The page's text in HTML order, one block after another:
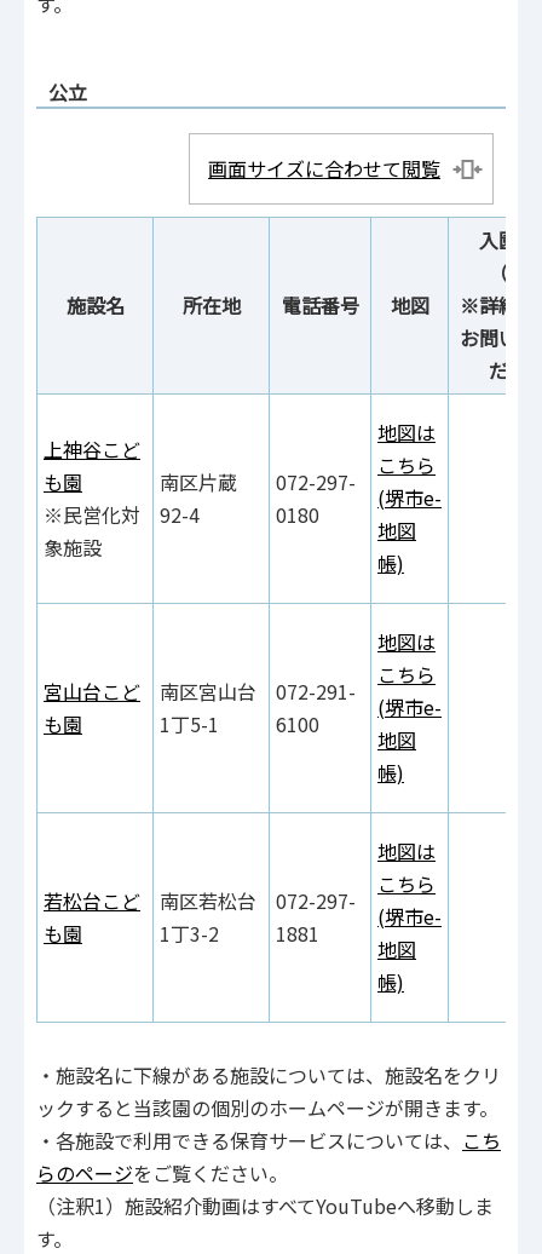
公立
画面サイズに合わせて閲覧
施設名 所在地 電話番号 地図
入園
（予
※詳細は
お問い
ださ
上神谷こど
も園
※民営化対
象施設
南区片蔵
92-4
072-297-
0180
地図は
こちら
(堺市e-
地図
帳)
宮山台こど
も園
南区宮山台
1丁5-1
072-291-
6100
地図は
こちら
(堺市e-
地図
帳)
若松台こど
も園
南区若松台
1丁3-2
072-297-
1881
地図は
こちら
(堺市e-
地図
帳)
・施設名に下線がある施設については、施設名をクリ
ックすると当該園の個別のホームページが開きます。
・各施設で利用できる保育サービスについては、 こち
らのページをご覧ください。
（注釈1）施設紹介動画はすべてYouTubeへ移動しま
す。